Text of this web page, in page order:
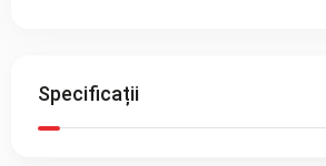
Specificații